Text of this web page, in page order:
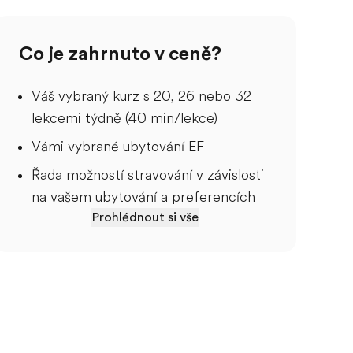
Co je zahrnuto v ceně?
Váš vybraný kurz s 20, 26 nebo 32
lekcemi týdně (40 min/lekce)
Vámi vybrané ubytování EF
Řada možností stravování v závislosti
na vašem ubytování a preferencích
Prohlédnout si vše